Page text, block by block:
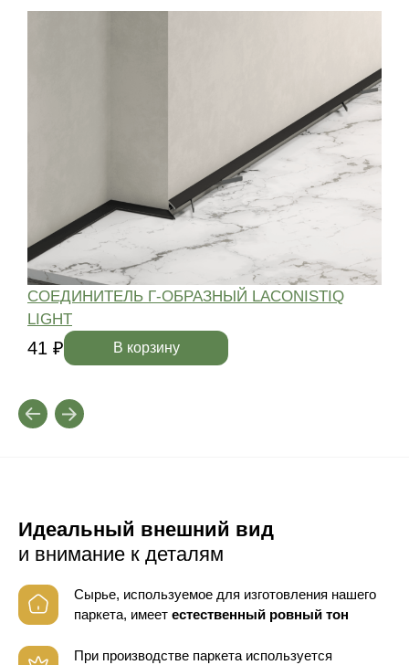
СОЕДИНИТЕЛЬ Г-ОБРАЗНЫЙ LACONISTIQ
LIGHT
41 ₽ В корзину
Идеальный внешний вид
и внимание к деталям
Сырье, используемое для изготовления нашего
паркета, имеет естественный ровный тон
При производстве паркета используется